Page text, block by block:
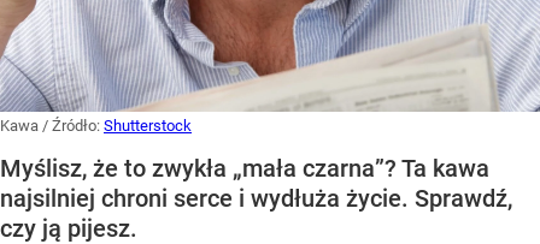
Kawa / Źródło: Shutterstock
Myślisz, że to zwykła „mała czarna”? Ta kawa
najsilniej chroni serce i wydłuża życie. Sprawdź,
czy ją pijesz.